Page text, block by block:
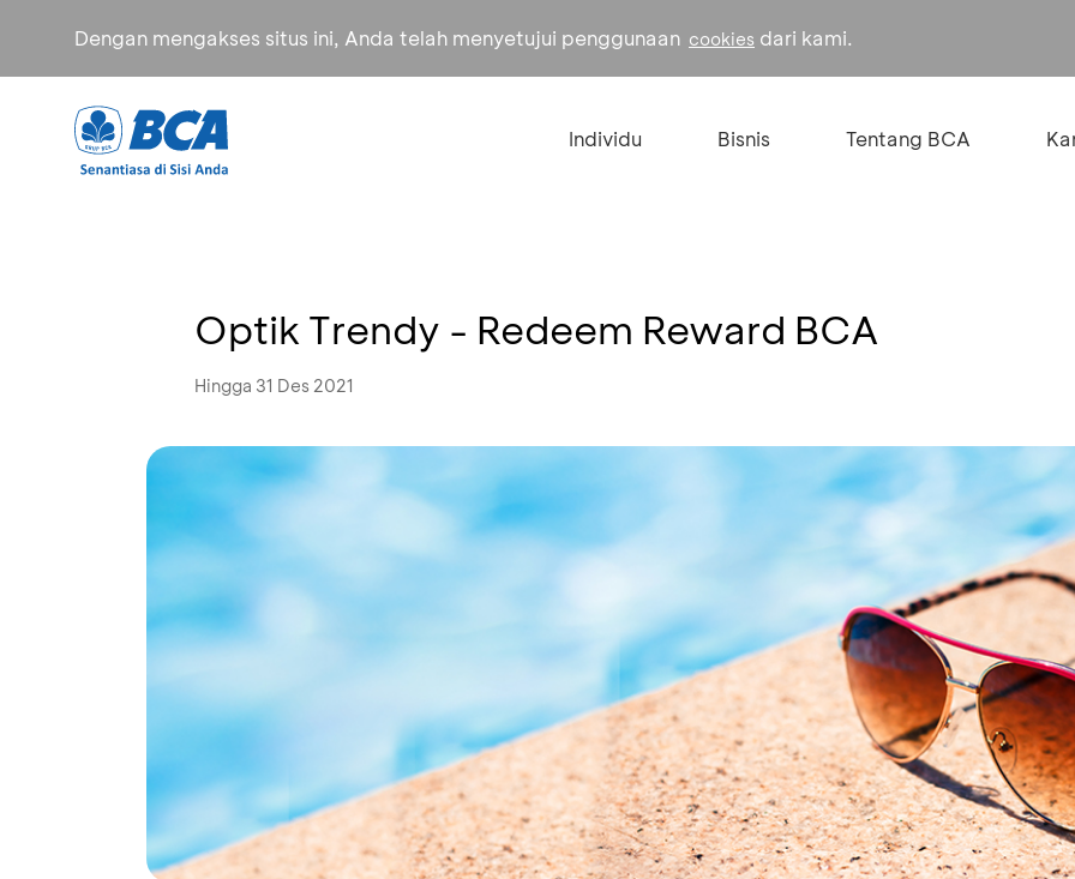
Dengan mengakses situs ini, Anda telah menyetujui penggunaan cookies dari kami.
Individu Bisnis Tentang BCA
Optik Trendy - Redeem Reward BCA
Hingga 31 Des 2021